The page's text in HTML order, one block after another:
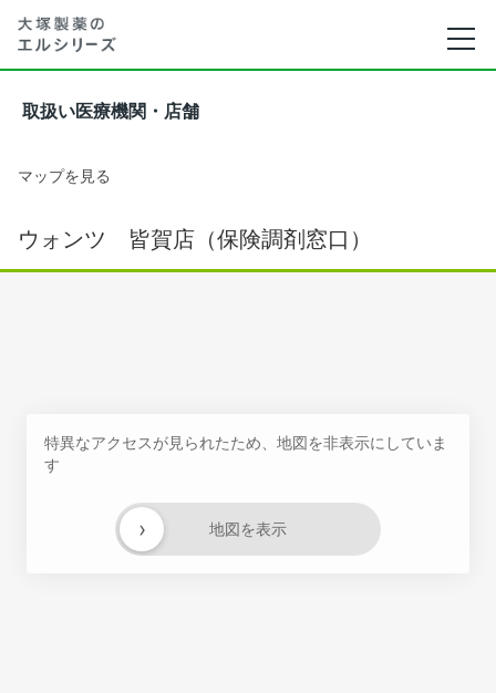
取扱い医療機関・店舗
マップを見る
ウォンツ 皆賀店（保険調剤窓口）
特異なアクセスが見られたため、地図を非表示にしていま
す
地図を表示
›